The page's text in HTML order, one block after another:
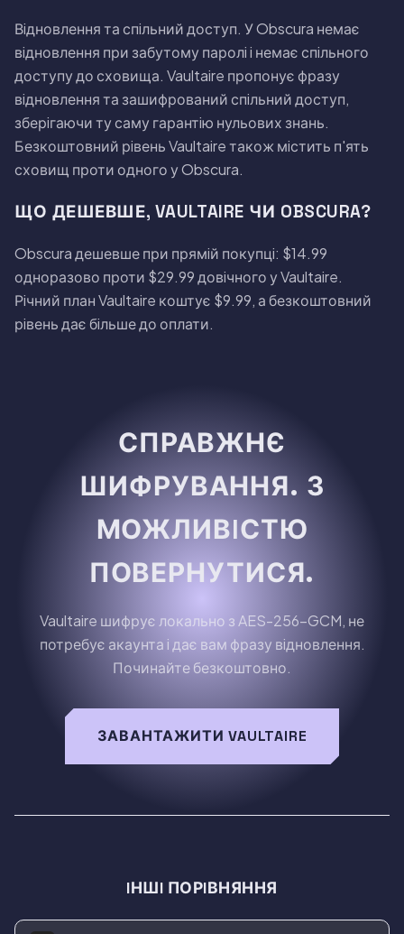
Вiдновлення та спiльний доступ. У Obscura немає
вiдновлення при забутому паролi i немає спiльного
доступу до сховища. Vaultaire пропонує фразу
вiдновлення та зашифрований спiльний доступ,
зберiгаючи ту саму гарантiю нульових знань.
Безкоштовний рiвень Vaultaire також мiстить п'ять
сховищ проти одного у Obscura.
ЩО ДЕШЕВШЕ, VAULTAIRE ЧИ OBSCURA?
Obscura дешевше при прямiй покупцi: $14.99
одноразово проти $29.99 довiчного у Vaultaire.
Рiчний план Vaultaire коштує $9.99, а безкоштовний
рiвень дає бiльше до оплати.
СПРАВЖНЄ
ШИФРУВАННЯ. З
МОЖЛИВIСТЮ
ПОВЕРНУТИСЯ.
Vaultaire шифрує локально з AES-256-GCM, не
потребує акаунта i дає вам фразу вiдновлення.
Починайте безкоштовно.
ЗАВАНТАЖИТИ VAULTAIRE
IНШI ПОРIВНЯННЯ